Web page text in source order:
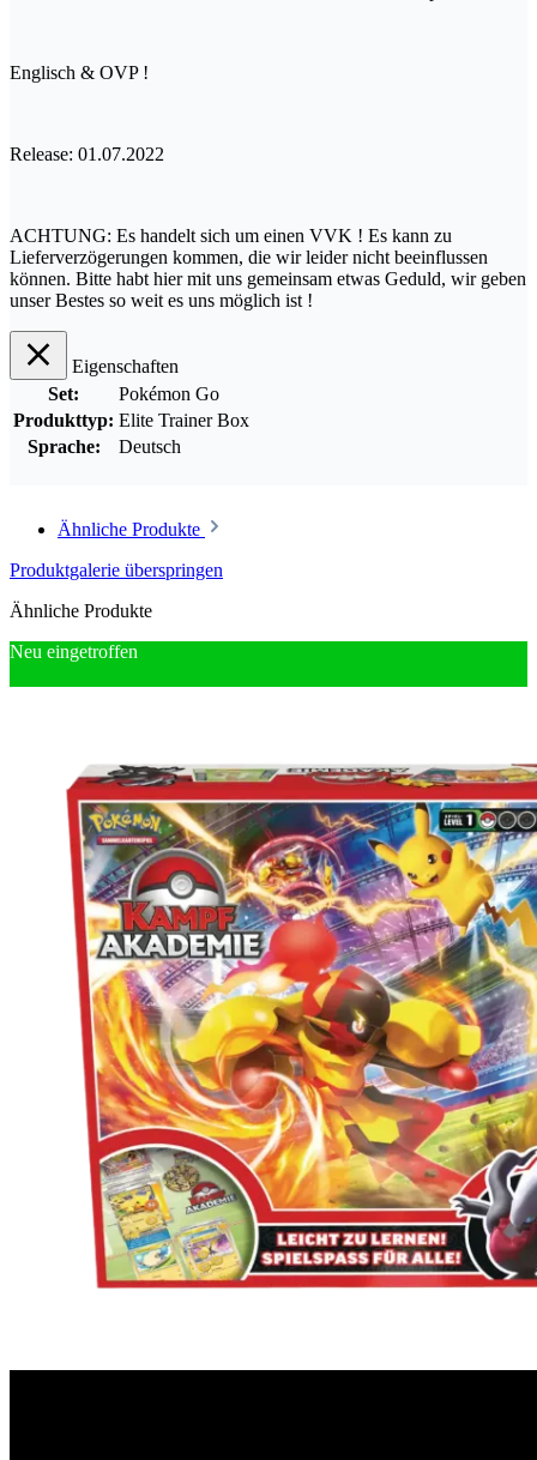
Englisch & OVP !
Release: 01.07.2022
ACHTUNG: Es handelt sich um einen VVK ! Es kann zu
Lieferverzögerungen kommen, die wir leider nicht beeinflussen
können. Bitte habt hier mit uns gemeinsam etwas Geduld, wir geben
unser Bestes so weit es uns möglich ist !
Eigenschaften
Set:
Pokémon Go
Produkttyp: Elite Trainer Box
Sprache:
Deutsch
Ähnliche Produkte
Produktgalerie überspringen
Ähnliche Produkte
Neu eingetroffen